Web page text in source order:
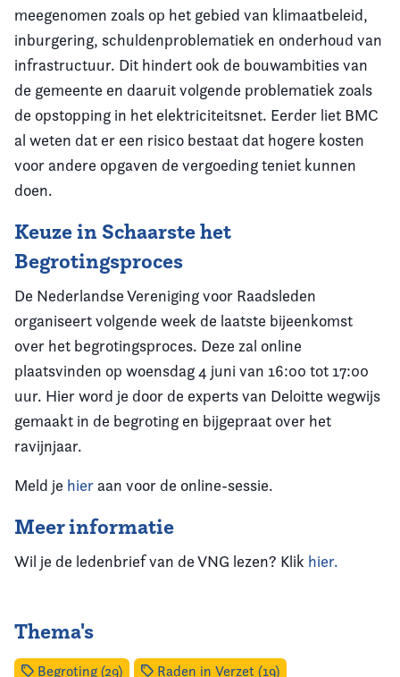
meegenomen zoals op het gebied van klimaatbeleid,
inburgering, schuldenproblematiek en onderhoud van
infrastructuur. Dit hindert ook de bouwambities van
de gemeente en daaruit volgende problematiek zoals
de opstopping in het elektriciteitsnet. Eerder liet BMC
al weten dat er een risico bestaat dat hogere kosten
voor andere opgaven de vergoeding teniet kunnen
doen.
Keuze in Schaarste het
Begrotingsproces
De Nederlandse Vereniging voor Raadsleden
organiseert volgende week de laatste bijeenkomst
over het begrotingsproces. Deze zal online
plaatsvinden op woensdag 4 juni van 16:00 tot 17:00
uur. Hier word je door de experts van Deloitte wegwijs
gemaakt in de begroting en bijgepraat over het
ravijnjaar.
Meld je hieraan voor de online-sessie.
Meer informatie
Wil je de ledenbrief van de VNG lezen? Klik hier.
Thema's
Begroting (29) Raden in Verzet (19)